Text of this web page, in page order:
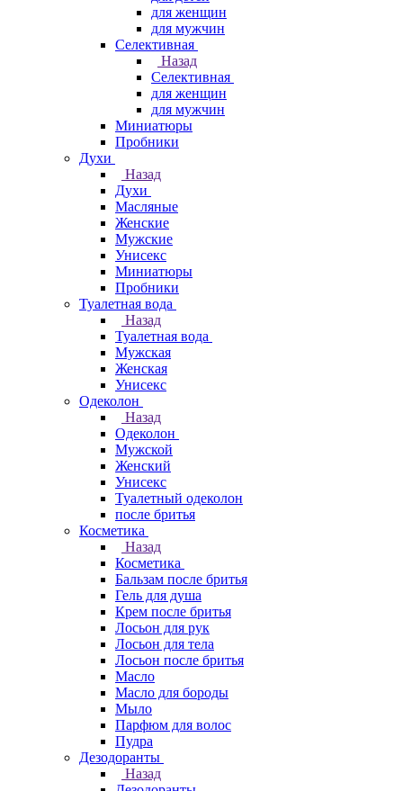
для женщин
для мужчин
Селективная
Назад
Селективная
для женщин
для мужчин
Миниатюры
Пробники
Духи
Назад
Духи
Масляные
Женские
Мужские
Унисекс
Миниатюры
Пробники
Туалетная вода
Назад
Туалетная вода
Мужская
Женская
Унисекс
Одеколон
Назад
Одеколон
Мужской
Женский
Унисекс
Туалетный одеколон
после бритья
Косметика
Назад
Косметика
Бальзам после бритья
Гель для душа
Крем после бритья
Лосьон для рук
Лосьон для тела
Лосьон после бритья
Масло
Масло для бороды
Мыло
Парфюм для волос
Пудра
Дезодоранты
Назад